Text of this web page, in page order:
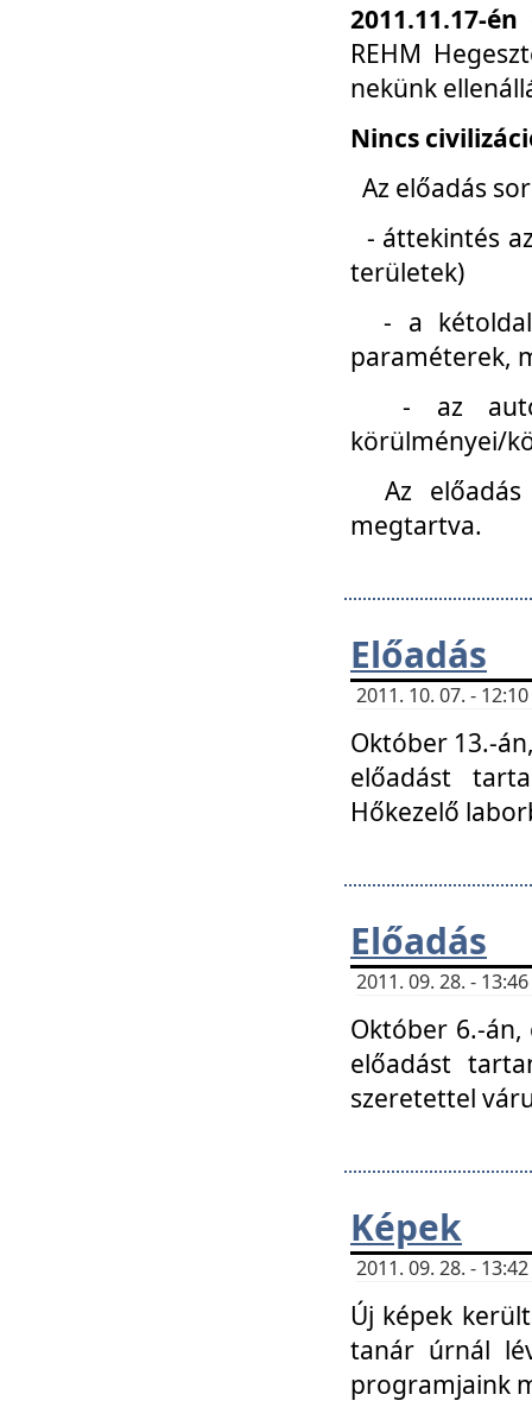
2011.11.17-
REHM
nekünk
Nincs
Az előadás
- áttekintés
területek)
- a kétoldali
paraméterek,
- az
körülményei/
Az
megtartva.
Előadás
2011. 10. 07. -
Október 13.-
előadást
Hőkezelő
Előadás
2011. 09. 28. -
Október 6.-
előadást
szeretettel
Képek
2011. 09. 28. -
Új képek
tanár úrnál
programjaink